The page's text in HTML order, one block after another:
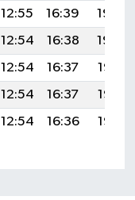
12:55 16:39
19:40
12:54 16:38
19:39
12:54 16:37
19:38
12:54 16:37
19:36
12:54 16:36 19:35